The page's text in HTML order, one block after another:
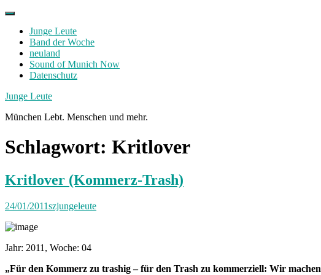
Skip
contentJunge Leute
Band der Woche
neuland
Sound of Munich Now
Datenschutz
Facebook
Twitter
Instagram
Junge Leute
München Lebt. Menschen und mehr.
Schlagwort: Kritlover
Kritlover (Kommerz-Trash)
24/01/2011szjungeleute
Jahr: 2011, Woche: 04
„Für den Kommerz zu trashig – für den Trash zu kommerziell: Wir